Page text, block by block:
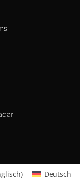
) Deutsch